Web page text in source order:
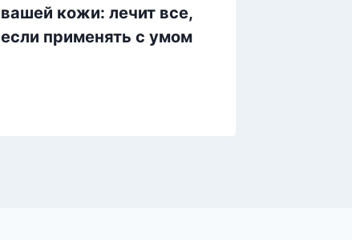
вашей кожи: лечит все,
если применять с умом